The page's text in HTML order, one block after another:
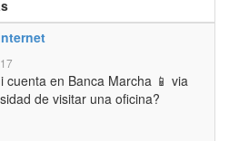
cuenta en Banca Marcha 📱 via
de visitar una oficina?